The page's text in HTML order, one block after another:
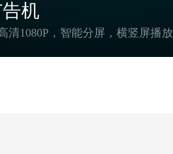
机
清1080P，智能分屏，横竖屏播放